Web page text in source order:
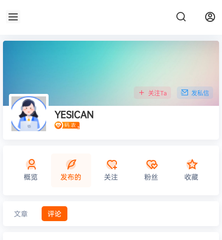
YESICAN
关注Ta 发私信
概览 发布的 关注 粉丝 收藏
文章 评论